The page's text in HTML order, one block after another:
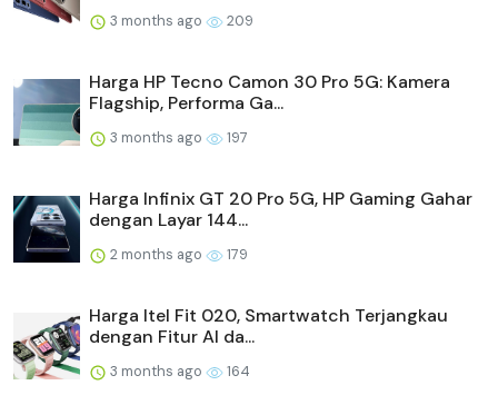
3 months ago 209
Harga HP Tecno Camon 30 Pro 5G: Kamera
Flagship, Performa Ga...
3 months ago 197
Harga Infinix GT 20 Pro 5G, HP Gaming Gahar
dengan Layar 144...
2 months ago 179
Harga Itel Fit 020, Smartwatch Terjangkau
dengan Fitur AI da...
3 months ago 164